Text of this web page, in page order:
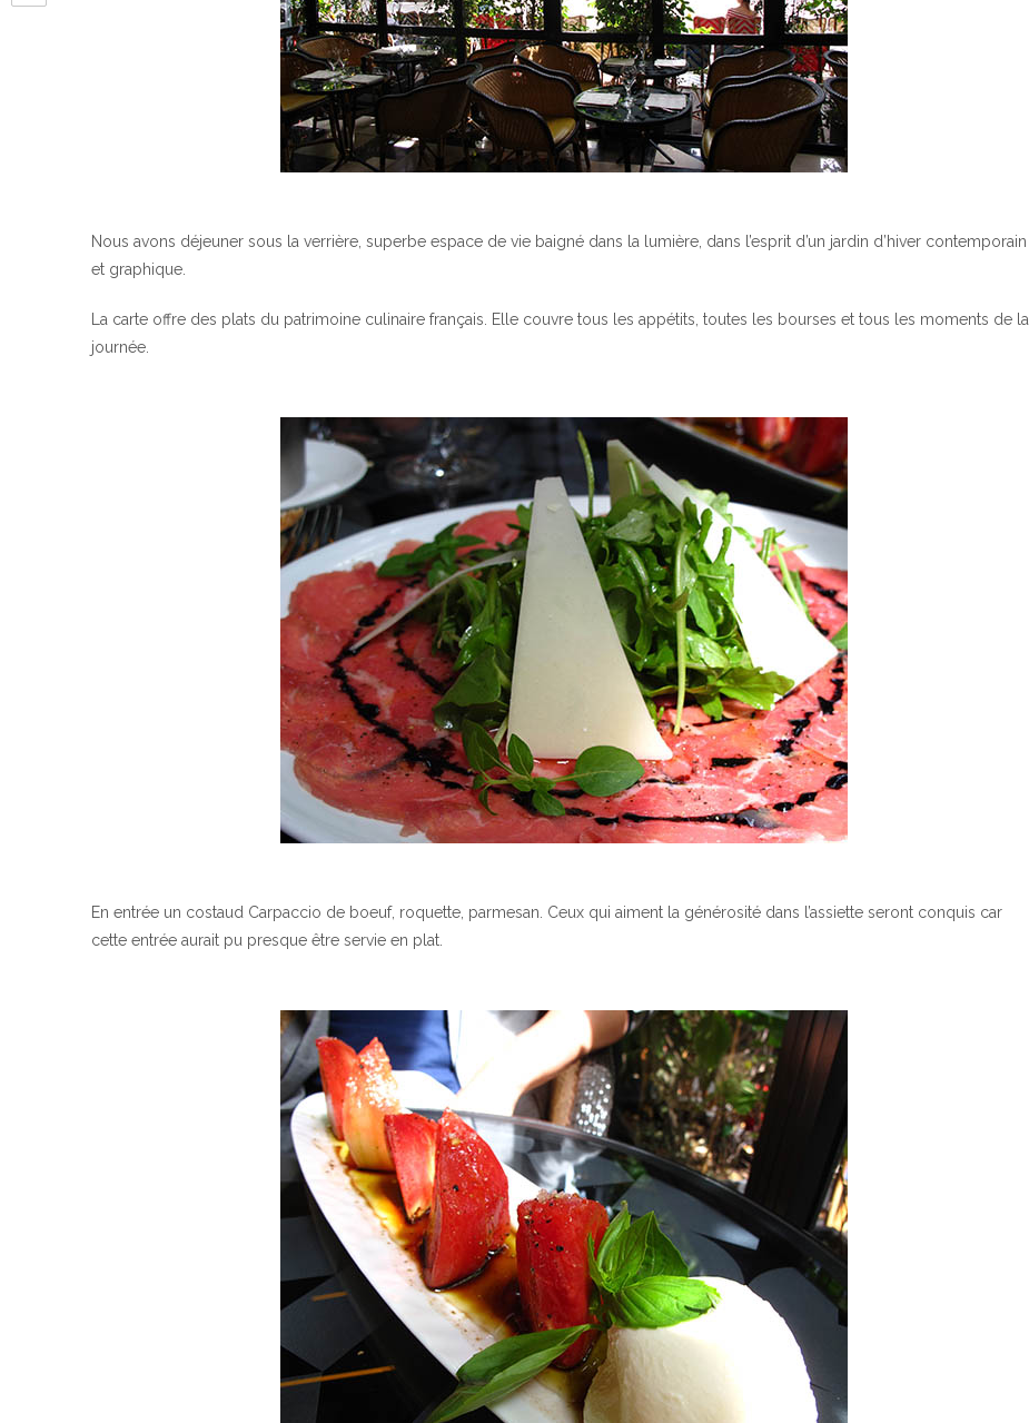
Nous avons déjeuner sous la verrière, superbe espace de vie baigné dans la lumière, dans l’esprit d’un jardin d’hiver contemporain
et graphique.
La carte offre des plats du patrimoine culinaire français. Elle couvre tous les appétits, toutes les bourses et tous les moments de la
journée.
En entrée un costaud Carpaccio de boeuf, roquette, parmesan. Ceux qui aiment la générosité dans l’assiette seront conquis car
cette entrée aurait pu presque être servie en plat.